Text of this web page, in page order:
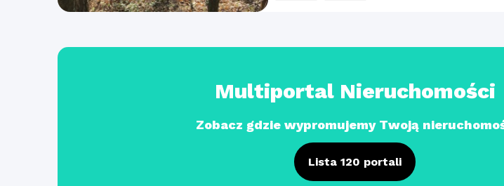
Multiportal Nieruchomości
Zobacz gdzie wypromujemy Twoją
Lista 120 portali